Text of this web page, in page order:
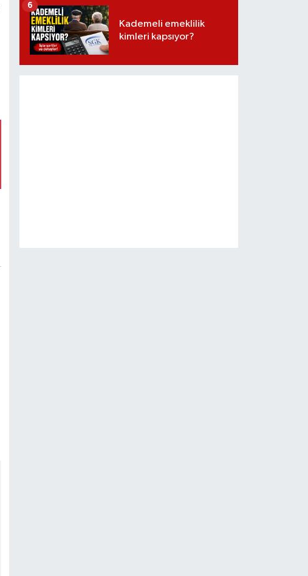
Kademeli emeklilik
kimleri kapsıyor?
6